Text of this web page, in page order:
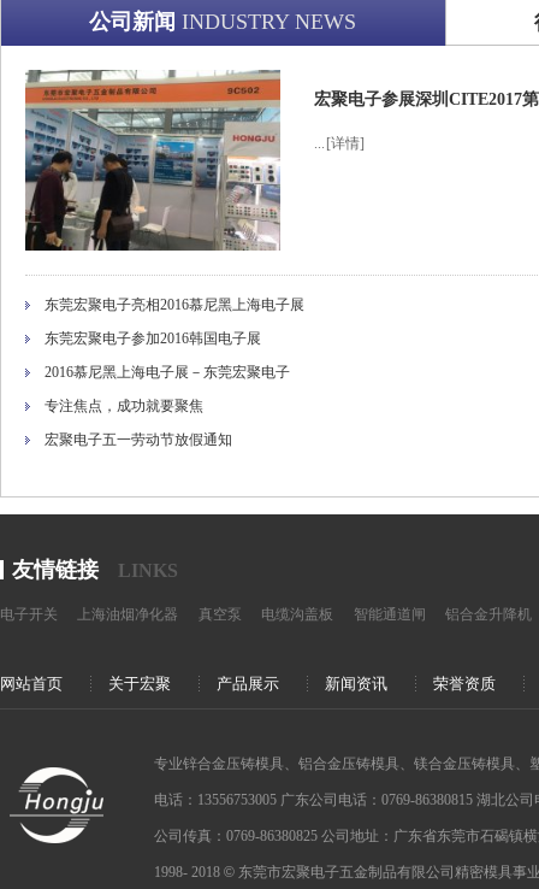
公司新闻 INDUSTRY NEWS
宏聚电子参展深圳CITE2017
... [详情]
东莞宏聚电子亮相2016慕尼黑上海电子展
东莞宏聚电子参加2016韩国电子展
2016慕尼黑上海电子展－东莞宏聚电子
专注焦点，成功就要聚焦
宏聚电子五一劳动节放假通知
友情链接 LINKS
电子开关 上海油烟净化器 真空泵 电缆沟盖板 智能通道闸 铝合金升降机
网站首页 关于宏聚 产品展示 新闻资讯 荣誉资质
专业锌合金压铸模具、铝合金压铸模具、镁合金压铸模具、
电话：13556753005 广东公司电话：0769-86380815 湖北公
公司传真：0769-86380825 公司地址：广东省东莞市石碣镇
1998- 2018 © 东莞市宏聚电子五金制品有限公司精密模具事